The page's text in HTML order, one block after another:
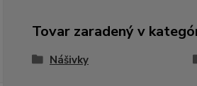
Tovar zaradený v
Nášivky